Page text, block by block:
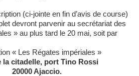
(ci-jointe en fin d’avis de course)
devront parvenir au secrétariat des
» au plus tard le 20 mai, soit par
« Les Régates impériales »
la citadelle, port Tino Rossi
20000 Ajaccio.